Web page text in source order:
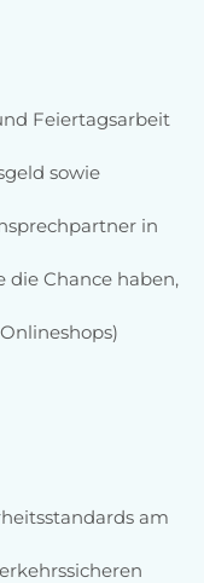
Feiertagsarbeit
sowie
in
Chance haben,
am